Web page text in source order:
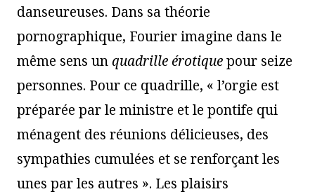
danseureuses. Dans sa théorie
pornographique, Fourier imagine dans le
même sens unquadrille érotiquepour seize
personnes. Pour ce quadrille, « l’orgie est
préparée par le ministre et le pontife qui
ménagent des réunions délicieuses, des
sympathies cumulées et se renforçant les
unes par les autres ». Les plaisirs